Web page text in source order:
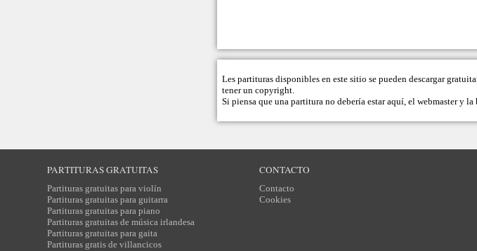
Les partituras disponibles en este sitio se pueden descargar
tener un copyright.
Si piensa que una partitura no debería estar aquí, elwebmastery la
PARTITURAS GRATUITAS
Partituras gratuitas para violín
Partituras gratuitas para guitarra
Partituras gratuitas para piano
Partituras gratuitas de música irlandesa
Partituras gratuitas para gaita
Partituras gratis de villancicos
CONTACTO
Contacto
Cookies